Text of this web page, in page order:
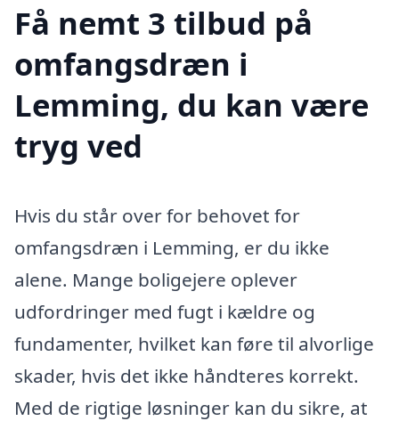
Få nemt 3 tilbud på
omfangsdræn i
Lemming, du kan være
tryg ved
Hvis du står over for behovet for
omfangsdræn i Lemming, er du ikke
alene. Mange boligejere oplever
udfordringer med fugt i kældre og
fundamenter, hvilket kan føre til alvorlige
skader, hvis det ikke håndteres korrekt.
Med de rigtige løsninger kan du sikre, at